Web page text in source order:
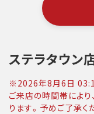
ステラタウン
※ 2026年8月6日
ご来店の時間帯によ
ります。予めご了承く